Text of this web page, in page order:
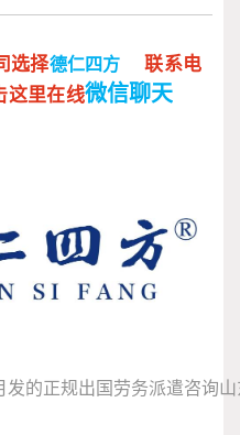
选择德仁四方
联系电
里在线微信聊天
发的正规出国劳务派遣咨询